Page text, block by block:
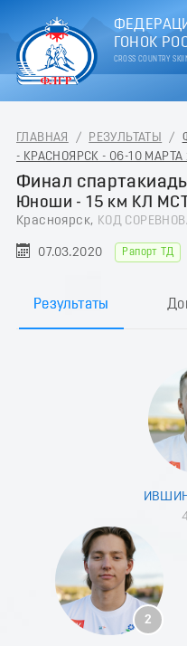
ГОНОК
CROSS COUNTRY
ГЛАВНАЯ / РЕЗУЛЬТАТЫ /
- КРАСНОЯРСК - 06-10 МАРТА
Финал
Юноши - 15 км КЛ
Красноярск, КОД
07.03.2020 Рапорт ТД
Результаты
2